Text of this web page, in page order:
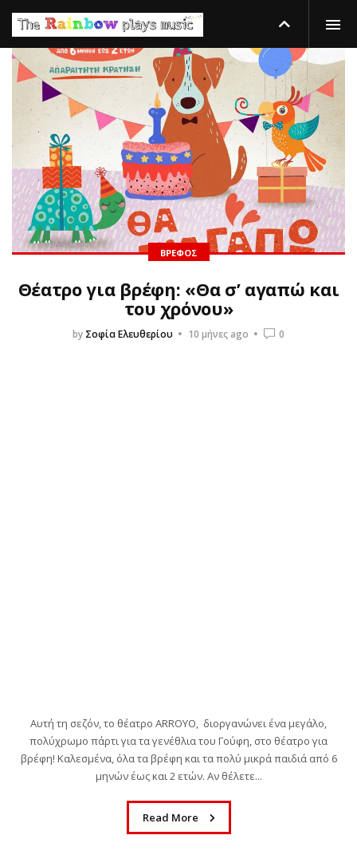
ΒΡΈΦΟΣ
Θέατρο για βρέφη: «Θα σ’ αγαπώ και
του χρόνου»
by Σοφία Ελευθερίου 10 μήνες ago 0
Αυτή τη σεζόν, το θέατρο ARROYO, διοργανώνει ένα μεγάλο,
πολύχρωμο πάρτι για τα γενέθλια του Γούφη, στο θέατρο για
βρέφη! Καλεσμένα, όλα τα βρέφη και τα πολύ μικρά παιδιά από 6
μηνών έως και 2 ετών. Αν θέλετε...
Read More